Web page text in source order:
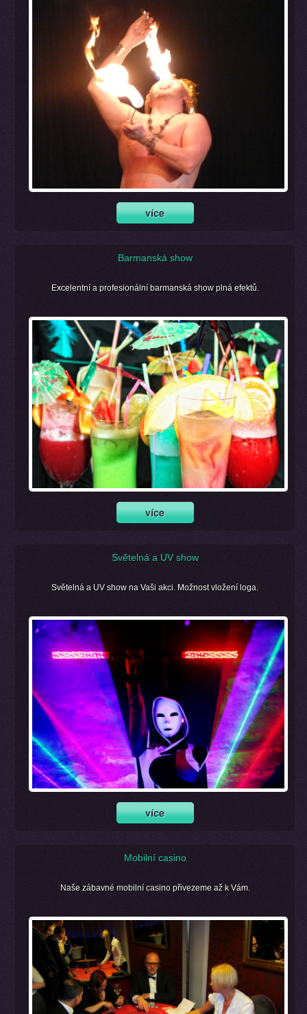
Barmanská show
Excelentní a profesionální barmanská show plná efektů.
Světelná a UV show
Světelná a UV show na Vaši akci. Možnost vložení loga.
Mobilní casino
Naše zábavné mobilní casino přivezeme až k Vám.